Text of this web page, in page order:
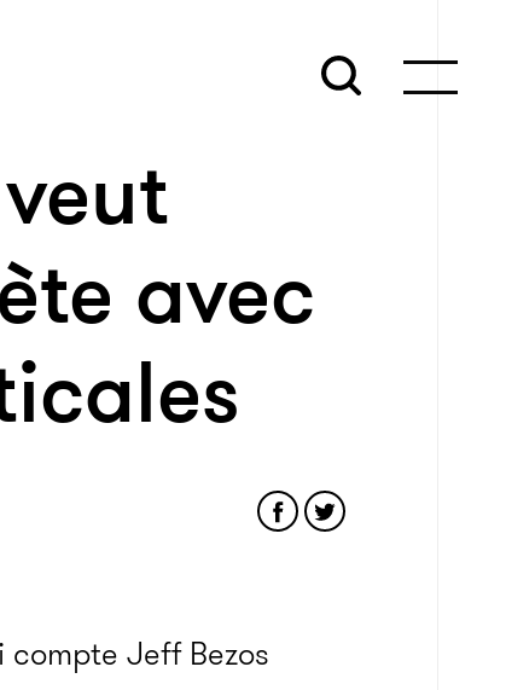
avec
Jeff Bezos